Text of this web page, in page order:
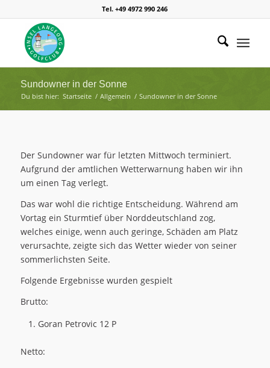
Tel. +49 4972 990 246
Sundowner in der Sonne
Du bist hier: Startseite / Allgemein / Sundowner in der Sonne
Der Sundowner war für letzten Mittwoch terminiert.
Aufgrund der amtlichen Wetterwarnung haben wir ihn
um einen Tag verlegt.
Das war wohl die richtige Entscheidung. Während am
Vortag ein Sturmtief über Norddeutschland zog,
welches einige, wenn auch geringe, Schäden am Platz
verursachte, zeigte sich das Wetter wieder von seiner
sommerlichsten Seite.
Folgende Ergebnisse wurden gespielt
Brutto:
Goran Petrovic 12 P
Netto: